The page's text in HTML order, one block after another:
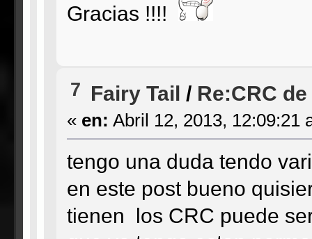
Gracias !!!!
7 Fairy Tail / Re:CRC
« en: Abril 12, 2013, 12:09:21
tengo una duda tendo
en este post bueno
tienen los CRC puede